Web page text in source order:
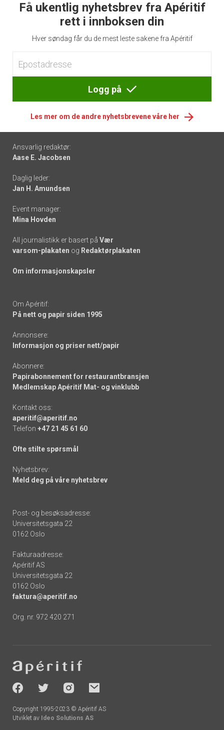
Få ukentlig nyhetsbrev fra Apéritif
rett i innboksen din
Hver søndag får du de mest leste sakene fra Apéritif
Logg på
Les mer om de andre nyhetsbrevene våre her
Footer
-
links
Ansvarlig redaktør:
Aase E. Jacobsen
Daglig leder:
Jan H. Amundsen
Event manager:
Mina Hovden
All journalistikk er basert på Vær
varsom-plakaten og Redaktørplakaten
Om informasjonskapsler
Om Apéritif:
På nett og papir siden 1995
Annonsere:
Informasjon og priser nett/papir
Abonnere:
Papirabonnement for restaurantbransjen
Medlemskap Apéritif Mat- og vinklubb
Kontakt oss:
aperitif@aperitif.no
Telefon +47 21 45 61 60
Ofte stilte spørsmål
Nyhetsbrev:
Meld deg på våre nyhetsbrev
Post- og besøksadresse:
Universitetsgata 22
0162 Oslo
Fakturaadresse:
Apéritif AS
Universitetsgata 22
0162 Oslo
faktura@aperitif.no
Org. nr. 972 420 271
-
socials
Copyright 1995-2023 © Apéritif AS
Utviklet av Ideo Solutions AS